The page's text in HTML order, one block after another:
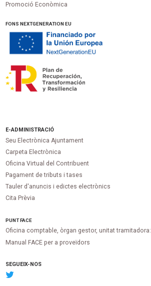
Promoció Econòmica
FONS NEXTGENERATION EU
E-ADMINISTRACIÓ
Seu Electrònica Ajuntament
Carpeta Electrònica
Oficina Virtual del Contribuent
Pagament de tributs i tases
Tauler d'anuncis i edictes electrònics
Cita Prèvia
PUNTFACE
Oficina comptable, òrgan gestor, unitat tramitadora:
Manual FACE per a proveïdors
SEGUEIX-NOS